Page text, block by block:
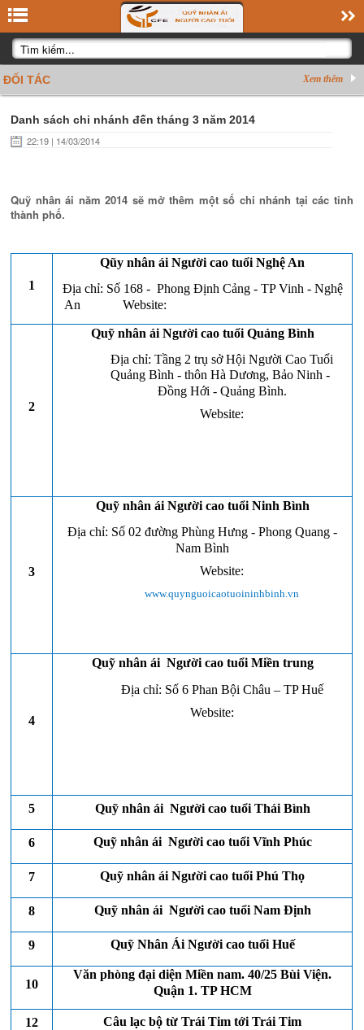
ĐỐI TÁC Xem thêm
Danh sách chi nhánh đến tháng 3 năm 2014
22:19 | 14/03/2014
Quỹ nhân ái năm 2014 sẽ mở thêm một số chi nhánh tại các tỉnh
thành phố.
1
Qũy nhân ái Người cao tuổi Nghệ An
Địa chỉ: Số 168 - Phong Định Cảng - TP Vinh - Nghệ
An
Website:
2
Quỹ nhân ái Người cao tuổi Quảng Bình
Địa chỉ: Tầng 2 trụ sở Hội Người Cao Tuổi
Quảng Bình - thôn Hà Dương, Bảo Ninh -
Đồng Hới - Quảng Bình.
Website:
3
Quỹ nhân ái Người cao tuổi Ninh Bình
Địa chỉ: Số 02 đường Phùng Hưng - Phong Quang -
Nam Bình
Website:
www.quynguoicaotuoininhbinh.vn
4
Quỹ nhân ái Người cao tuổi Miền trung
Địa chỉ: Số 6 Phan Bội Châu – TP Huế
Website:
5 Quỹ nhân ái Người cao tuổi Thái Bình
6 Quỹ nhân ái Người cao tuổi Vĩnh Phúc
7 Quỹ nhân ái Người cao tuổi Phú Thọ
8 Quỹ nhân ái Người cao tuổi Nam Định
9 Quỹ Nhân Ái Người cao tuổi Huế
10
Văn phòng đại diện Miền nam. 40/25 Bùi Viện.
Quận 1. TP HCM
12 Câu lạc bộ từ Trái Tim tới Trái Tim